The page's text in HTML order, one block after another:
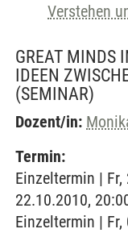
Verstehen
GREAT MINDS
IDEEN
(SEMINAR)
Dozent/in:
Termin:
Einzeltermin | Fr,
22.10.2010,
Einzeltermin | Fr,